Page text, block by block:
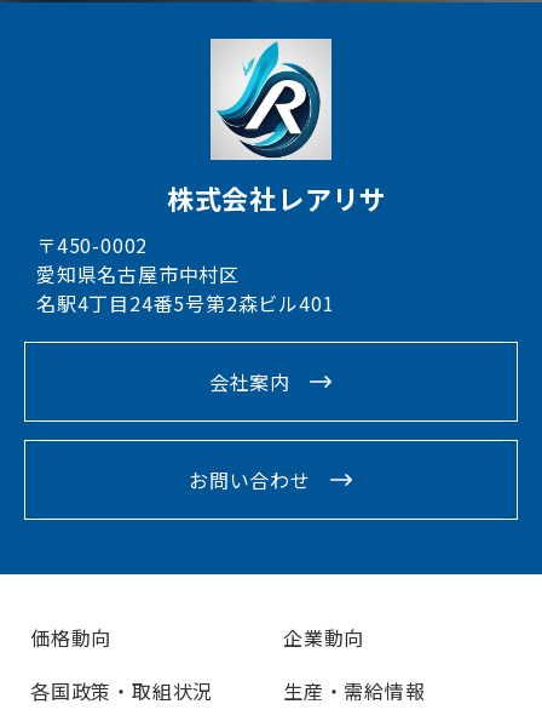
株式会社レアリサ
〒450-0002
愛知県名古屋市中村区
名駅4丁目24番5号第2森ビル401
会社案内
お問い合わせ
価格動向
企業動向
各国政策・取組状況
生産・需給情報